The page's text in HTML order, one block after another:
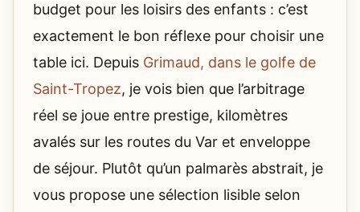
budget pour les loisirs des enfants : c’est
exactement le bon réflexe pour choisir une
table ici. Depuis Grimaud, dans le golfe de
Saint-Tropez, je vois bien que l’arbitrage
réel se joue entre prestige, kilomètres
avalés sur les routes du Var et enveloppe
de séjour. Plutôt qu’un palmarès abstrait, je
vous propose une sélection lisible selon